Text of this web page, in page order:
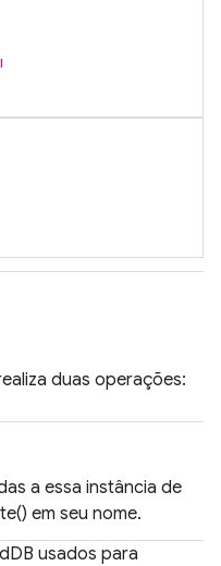
duas operações:
a essa instância de
em seu nome.
usados para